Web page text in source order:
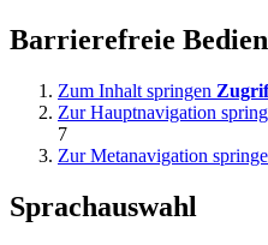
Barrierefreie
Zum Inhalt springen
Zur Hauptnavigation
7
Zur Metanavigation
Sprachauswahl